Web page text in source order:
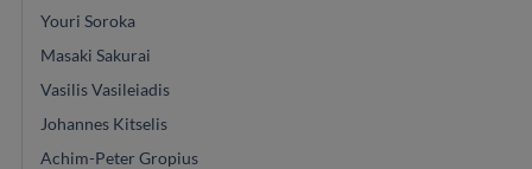
Youri Soroka
Masaki Sakurai
Vasilis Vasileiadis
Johannes Kitselis
Achim-Peter Gropius